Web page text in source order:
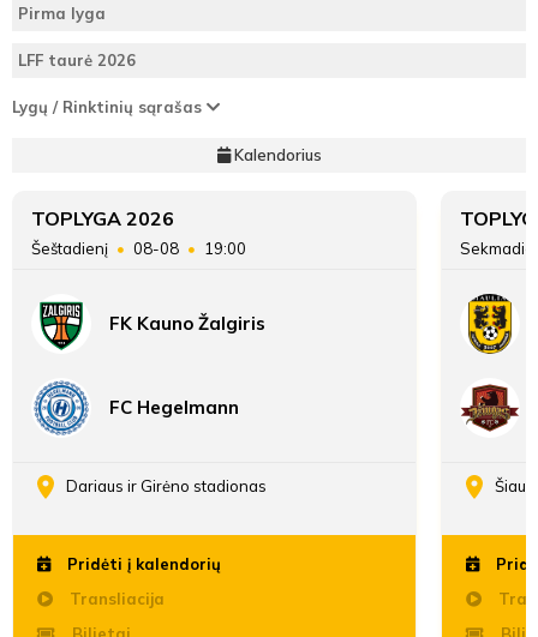
Pirma lyga
LFF taurė 2026
Lygų / Rinktinių sąrašas
Kalendorius
TOPLYGA 2026
Šeštadienį 08-08 19:00
FK Kauno Žalgiris
FC Hegelmann
Dariaus ir Girėno stadionas
Pridėti į kalendorių
Transliacija